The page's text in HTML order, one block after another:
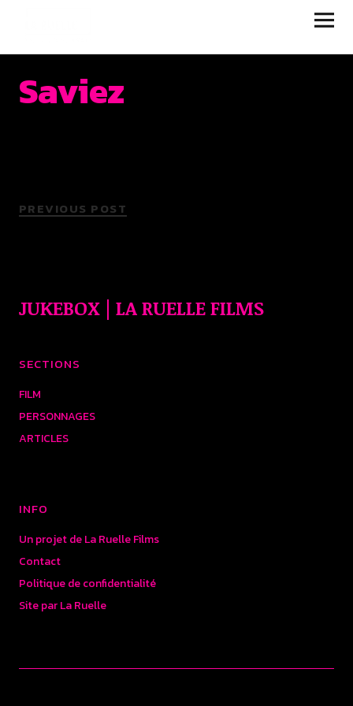
Saviez
PREVIOUS POST
JUKEBOX | LA RUELLE FILMS
SECTIONS
FILM
PERSONNAGES
ARTICLES
INFO
Un projet de La Ruelle Films
Contact
Politique de confidentialité
Site par La Ruelle